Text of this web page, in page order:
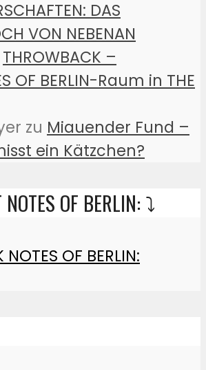
DAS
VON NEBENAN
THROWBACK –
OF BERLIN-Raum in THE
zu Miauender Fund –
ein Kätzchen?
OF BERLIN: ⤵️